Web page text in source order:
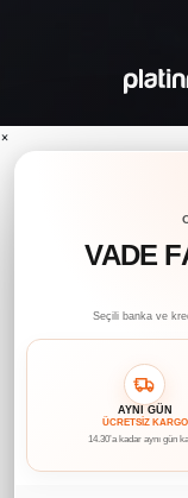
×
VADE
Seçili banka ve
AYNI GÜN
ÜCRETSİZ KARGO
14.30’a kadar aynı gün